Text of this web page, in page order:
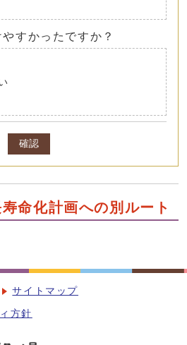
すかったですか？
確認
命化計画への別ルート
サイトマップ
方針